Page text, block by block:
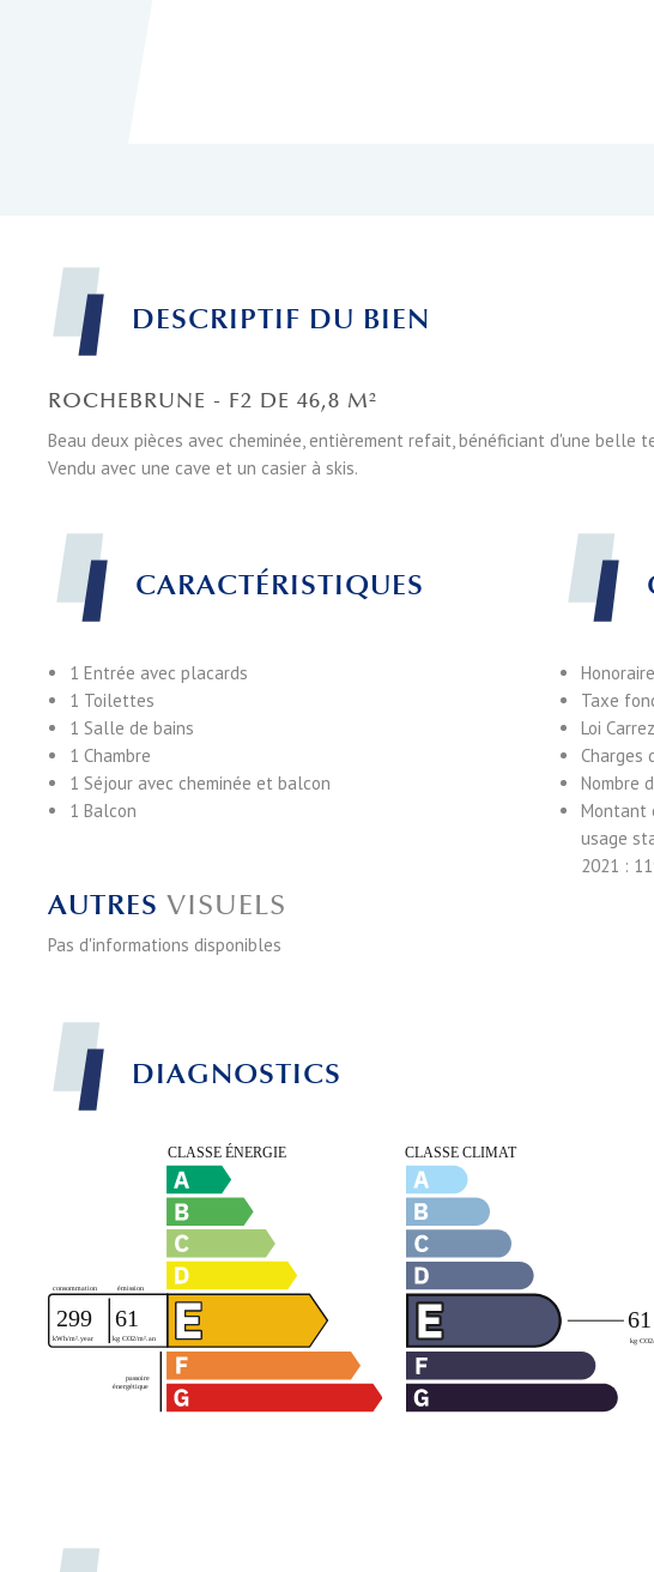
DESCRIPTIF DU BIEN
ROCHEBRUNE - F2 DE 46,8 M²
Beau deux pièces avec cheminée, entièrement refait, bénéficiant d'une belle
Vendu avec une cave et un casier à skis.
CARACTÉRISTIQUES
1 Entrée avec placards
1 Toilettes
1 Salle de bains
1 Chambre
1 Séjour avec cheminée et balcon
1 Balcon
Taxe
Loi Carrez
Charges
Nombre
Montant
usage
2021 :
AUTRES VISUELS
Pas d'informations disponibles
DIAGNOSTICS